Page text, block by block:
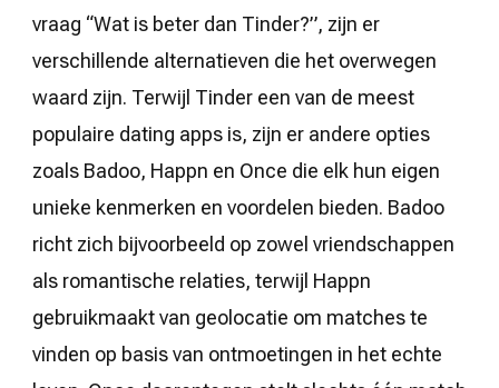
vraag “Wat is beter dan Tinder?”, zijn er
verschillende alternatieven die het overwegen
waard zijn. Terwijl Tinder een van de meest
populaire dating apps is, zijn er andere opties
zoals Badoo, Happn en Once die elk hun eigen
unieke kenmerken en voordelen bieden. Badoo
richt zich bijvoorbeeld op zowel vriendschappen
als romantische relaties, terwijl Happn
gebruikmaakt van geolocatie om matches te
vinden op basis van ontmoetingen in het echte